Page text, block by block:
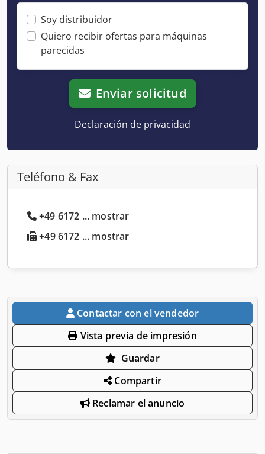
Soy distribuidor
Quiero recibir ofertas para máquinas
parecidas
Enviar solicitud
Declaración de privacidad
Teléfono & Fax
+49 6172 ... mostrar
+49 6172 ... mostrar
Contactar con el vendedor
Vista previa de impresión
Guardar
Compartir
Reclamar el anuncio